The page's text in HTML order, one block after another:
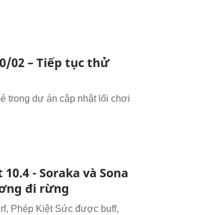
02 – Tiếp tục thử
trong dự án cập nhật lối chơi
- Soraka và Sona
đi rừng
Phép Kiệt Sức được buff,